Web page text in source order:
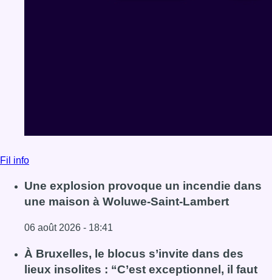
Fil info
Une explosion provoque un incendie dans
une maison à Woluwe-Saint-Lambert
06 août 2026 - 18:41
Lire l'article Une explosion provoque un incendie dans
À Bruxelles, le blocus s’invite dans des
lieux insolites : “C’est exceptionnel, il faut